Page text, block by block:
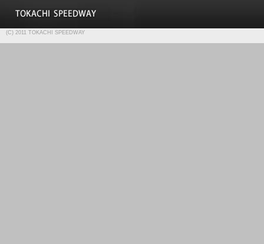
(C) 2011 TOKACHI SPEEDWAY